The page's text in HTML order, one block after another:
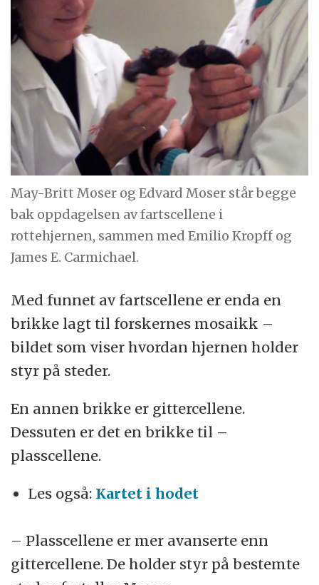
May-Britt Moser og Edvard Moser står begge
bak oppdagelsen av fartscellene i
rottehjernen, sammen med Emilio Kropff og
James E. Carmichael.
Med funnet av fartscellene er enda en
brikke lagt til forskernes mosaikk –
bildet som viser hvordan hjernen holder
styr på steder.
En annen brikke er gittercellene.
Dessuten er det en brikke til –
plasscellene.
Les også: Kartet i hodet
– Plasscellene er mer avanserte enn
gittercellene. De holder styr på bestemte